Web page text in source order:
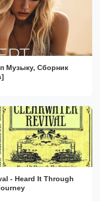
Музыку, Сборник
- Heard It Through